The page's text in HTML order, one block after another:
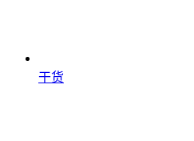
干货